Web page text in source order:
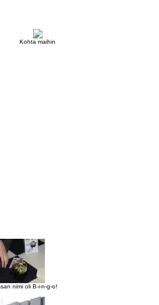
Kohta maihin
nimi oli B-i-n-g-o!